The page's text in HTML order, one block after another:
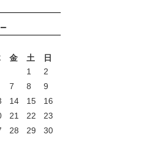
金 土
日
1
2
7 8
9
14 15
16
21 22
23
28 29
30